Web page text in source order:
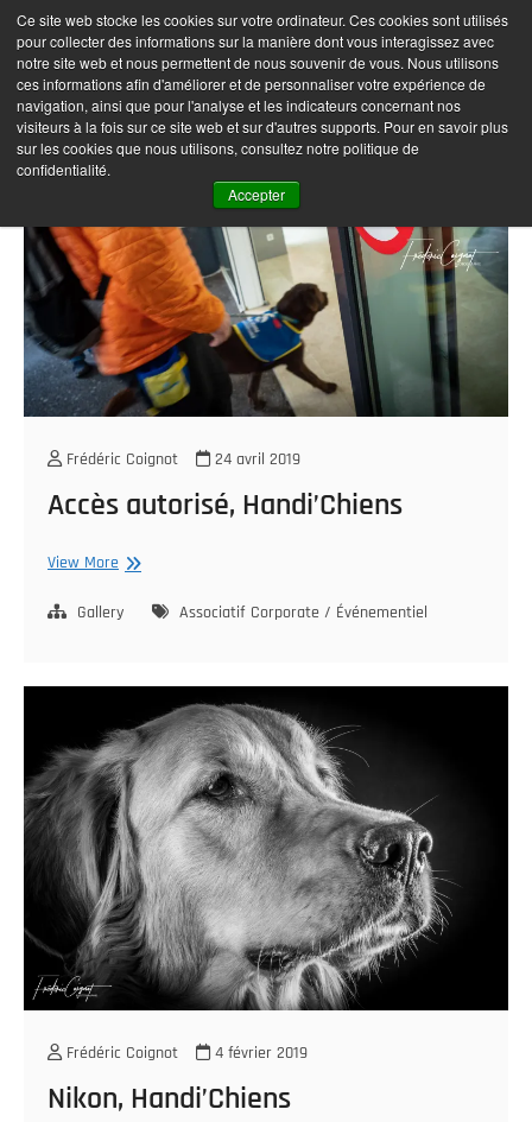
Ce site web stocke les cookies sur votre ordinateur. Ces cookies sont utilisés
pour collecter des informations sur la manière dont vous interagissez avec
notre site web et nous permettent de nous souvenir de vous. Nous utilisons
ces informations afin d'améliorer et de personnaliser votre expérience de
navigation, ainsi que pour l'analyse et les indicateurs concernant nos
visiteurs à la fois sur ce site web et sur d'autres supports. Pour en savoir plus
sur les cookies que nous utilisons, consultez notre politique de
confidentialité.
Accepter
Skip
content
Frédéric Coignot –
Photographe
M
e
n
u
B
o
n
Frédéric Coignot 24 avril 2019
Accès autorisé, Handi’Chiens
View MoreAccès
Handi’Chiens
Gallery Associatif Corporate / Événementiel
Frédéric Coignot 4 février 2019
Nikon, Handi’Chiens